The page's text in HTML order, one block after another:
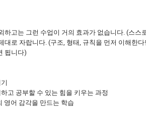
고는 그런 수업이 거의 효과가 없습니다. (스스
대로 자랍니다. (구조, 형태, 규칙을 먼저 이해한
됩니다)
고 공부할 수 있는 힘을 키우는 과정
영어 감각을 만드는 학습